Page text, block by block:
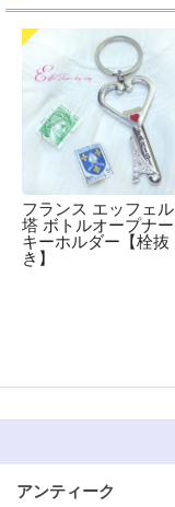
フランス エッフェル
塔 ボトルオープナー
キーホルダー【栓抜
き】
アンティーク